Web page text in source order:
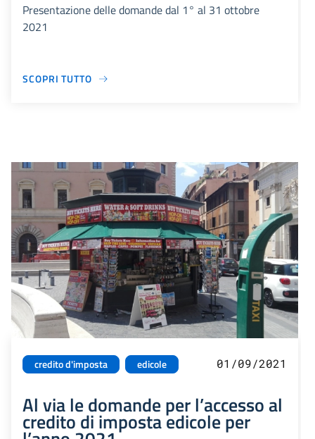
Presentazione delle domande dal 1° al 31 ottobre
2021
SCOPRI TUTTO
credito d'imposta edicole 01/09/2021
Al via le domande per l’accesso al
credito di imposta edicole per